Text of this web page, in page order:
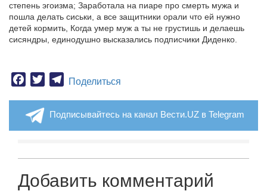
степень эгоизма; Заработала на пиаре про смерть мужа и
пошла делать сиськи, а все защитники орали что ей нужно
детей кормить, Когда умер муж а ты не грустишь и делаешь
сисяндры, единодушно высказались подписчики Диденко.
Facebook
TwitterTelegram
Поделиться
Подписывайтесь на канал Вести.UZ в Telegram
Добавить комментарий